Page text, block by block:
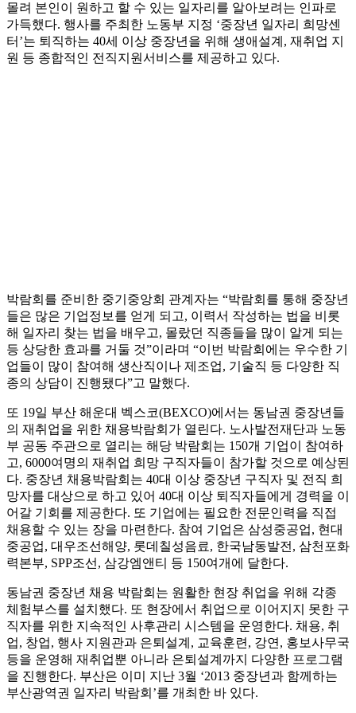
몰려 본인이 원하고 할 수 있는 일자리를 알아보려는 인파로
가득했다. 행사를 주최한 노동부 지정 ‘중장년 일자리 희망센
터’는 퇴직하는 40세 이상 중장년을 위해 생애설계, 재취업 지
원 등 종합적인 전직지원서비스를 제공하고 있다.
박람회를 준비한 중기중앙회 관계자는 “박람회를 통해 중장년
들은 많은 기업정보를 얻게 되고, 이력서 작성하는 법을 비롯
해 일자리 찾는 법을 배우고, 몰랐던 직종들을 많이 알게 되는
등 상당한 효과를 거둘 것”이라며 “이번 박람회에는 우수한 기
업들이 많이 참여해 생산직이나 제조업, 기술직 등 다양한 직
종의 상담이 진행됐다”고 말했다.
또 19일 부산 해운대 벡스코(BEXCO)에서는 동남권 중장년들
의 재취업을 위한 채용박람회가 열린다. 노사발전재단과 노동
부 공동 주관으로 열리는 해당 박람회는 150개 기업이 참여하
고, 6000여명의 재취업 희망 구직자들이 참가할 것으로 예상된
다. 중장년 채용박람회는 40대 이상 중장년 구직자 및 전직 희
망자를 대상으로 하고 있어 40대 이상 퇴직자들에게 경력을 이
어갈 기회를 제공한다. 또 기업에는 필요한 전문인력을 직접
채용할 수 있는 장을 마련한다. 참여 기업은 삼성중공업, 현대
중공업, 대우조선해양, 롯데칠성음료, 한국남동발전, 삼천포화
력본부, SPP조선, 삼강엠앤티 등 150여개에 달한다.
동남권 중장년 채용 박람회는 원활한 현장 취업을 위해 각종
체험부스를 설치했다. 또 현장에서 취업으로 이어지지 못한 구
직자를 위한 지속적인 사후관리 시스템을 운영한다. 채용, 취
업, 창업, 행사 지원관과 은퇴설계, 교육훈련, 강연, 홍보사무국
등을 운영해 재취업뿐 아니라 은퇴설계까지 다양한 프로그램
을 진행한다. 부산은 이미 지난 3월 ‘2013 중장년과 함께하는
부산광역권 일자리 박람회’를 개최한 바 있다.